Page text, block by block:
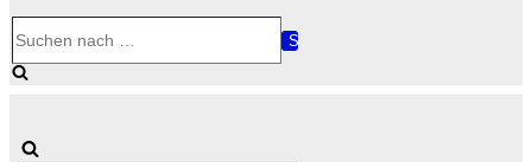
nach …